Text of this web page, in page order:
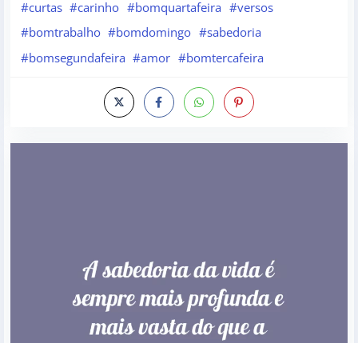
#curtas #carinho #bomquartafeira #versos
#bomtrabalho #bomdomingo #sabedoria
#bomsegundafeira #amor #bomtercafeira